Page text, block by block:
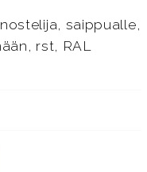
saippualle,
rst, RAL